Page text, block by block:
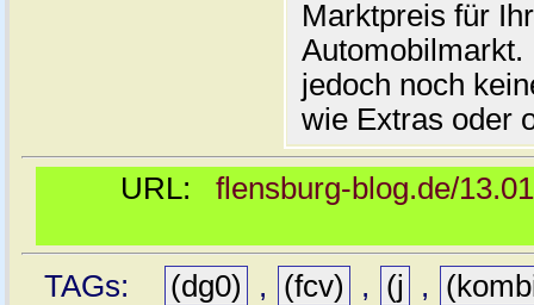
Marktpreis für
jedoch noch
wie Extras oder
URL: flensburg-blog.de/
TAGs: (dg0) , (fcv) , (j ,